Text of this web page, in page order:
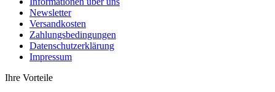
Newsletter
Versandkosten
Zahlungsbedingungen
Datenschutzerklärung
Impressum
Ihre Vorteile